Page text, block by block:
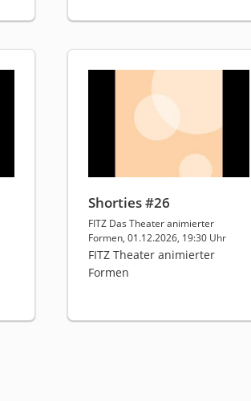
Shorties #26
FITZ Das Theater animierter
Formen, 01.12.2026, 19:30 Uhr
FITZ Theater animierter
Formen